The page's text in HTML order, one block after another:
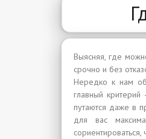
Выясняя, где
срочно и без
Нередко к нам
главный
путаются даже в
для вас